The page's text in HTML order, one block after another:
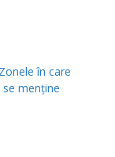
în care
menţine